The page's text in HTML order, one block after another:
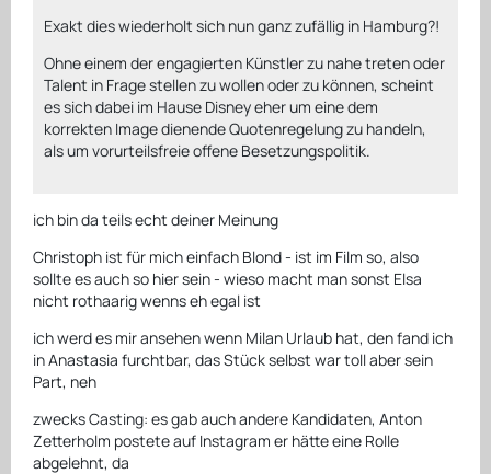
Exakt dies wiederholt sich nun ganz zufällig in Hamburg?!
Ohne einem der engagierten Künstler zu nahe treten oder
Talent in Frage stellen zu wollen oder zu können, scheint
es sich dabei im Hause Disney eher um eine dem
korrekten Image dienende Quotenregelung zu handeln,
als um vorurteilsfreie offene Besetzungspolitik.
ich bin da teils echt deiner Meinung
Christoph ist für mich einfach Blond - ist im Film so, also
sollte es auch so hier sein - wieso macht man sonst Elsa
nicht rothaarig wenns eh egal ist
ich werd es mir ansehen wenn Milan Urlaub hat, den fand ich
in Anastasia furchtbar, das Stück selbst war toll aber sein
Part, neh
zwecks Casting: es gab auch andere Kandidaten, Anton
Zetterholm postete auf Instagram er hätte eine Rolle
abgelehnt, da